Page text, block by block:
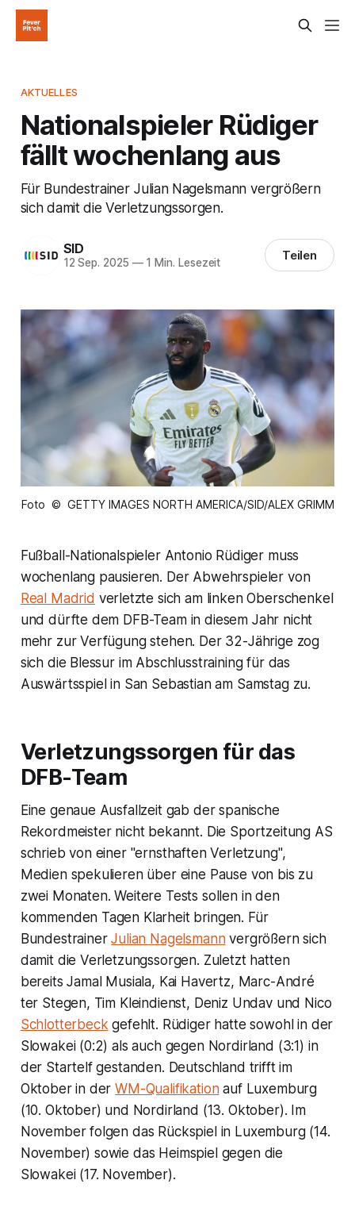
AKTUELLES
Nationalspieler Rüdiger
fällt wochenlang aus
Für Bundestrainer Julian Nagelsmann vergrößern
sich damit die Verletzungssorgen.
SID
12 Sep. 2025 —1 Min. Lesezeit Teilen
Foto © GETTY IMAGES NORTH AMERICA/SID/ALEX GRIMM
Fußball-Nationalspieler Antonio Rüdiger muss
wochenlang pausieren. Der Abwehrspieler von
Real Madrid verletzte sich am linken Oberschenkel
und dürfte dem DFB-Team in diesem Jahr nicht
mehr zur Verfügung stehen. Der 32-Jährige zog
sich die Blessur im Abschlusstraining für das
Auswärtsspiel in San Sebastian am Samstag zu.
Verletzungssorgen für das
DFB-Team
Eine genaue Ausfallzeit gab der spanische
Rekordmeister nicht bekannt. Die Sportzeitung AS
schrieb von einer "ernsthaften Verletzung",
Medien spekulieren über eine Pause von bis zu
zwei Monaten. Weitere Tests sollen in den
kommenden Tagen Klarheit bringen. Für
BundestrainerJulian Nagelsmannvergrößern sich
damit die Verletzungssorgen. Zuletzt hatten
bereits Jamal Musiala, Kai Havertz, Marc-André
ter Stegen, Tim Kleindienst, Deniz Undav und Nico
Schlotterbeck gefehlt. Rüdiger hatte sowohl in der
Slowakei (0:2) als auch gegen Nordirland (3:1) in
der Startelf gestanden. Deutschland trifft im
Oktober in derWM-Qualifikationauf Luxemburg
(10. Oktober) und Nordirland (13. Oktober). Im
November folgen das Rückspiel in Luxemburg (14.
November) sowie das Heimspiel gegen die
Slowakei (17. November).